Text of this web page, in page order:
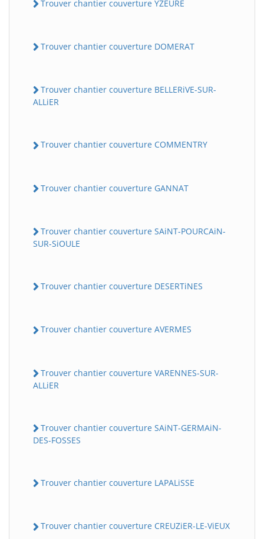
Trouver chantier couverture YZEURE
Trouver chantier couverture DOMERAT
Trouver chantier couverture BELLERiVE-SUR-
ALLiER
Trouver chantier couverture COMMENTRY
Trouver chantier couverture GANNAT
Trouver chantier couverture SAiNT-POURCAiN-
SUR-SiOULE
Trouver chantier couverture DESERTiNES
Trouver chantier couverture AVERMES
Trouver chantier couverture VARENNES-SUR-
ALLiER
Trouver chantier couverture SAiNT-GERMAiN-
DES-FOSSES
Trouver chantier couverture LAPALiSSE
Trouver chantier couverture CREUZiER-LE-ViEUX